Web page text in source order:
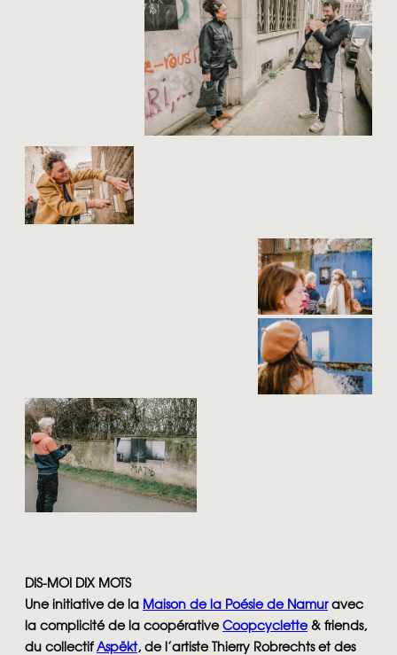
DIS-MOI DIX MOTS
Une initiative de la Maison de la Poésie de Namuravec
la complicité de la coopérative Coopcyclette& friends,
du collectif Aspëkt, de l’artiste Thierry Robrechts et des